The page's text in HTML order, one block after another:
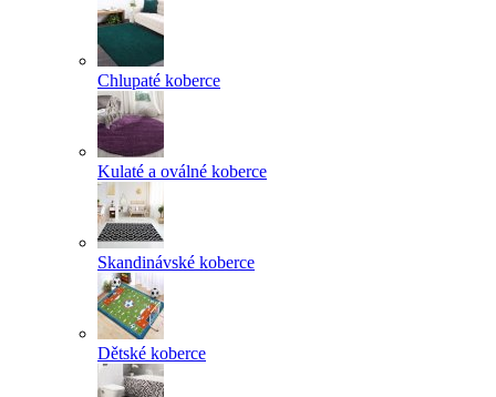
Chlupaté koberce
Kulaté a oválné koberce
Skandinávské koberce
Dětské koberce